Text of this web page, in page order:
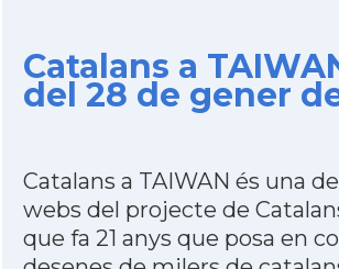
Catalans a
del 28 de gener
Catalans a TAIWAN és una
webs del projecte de
que fa 21 anys que posa en